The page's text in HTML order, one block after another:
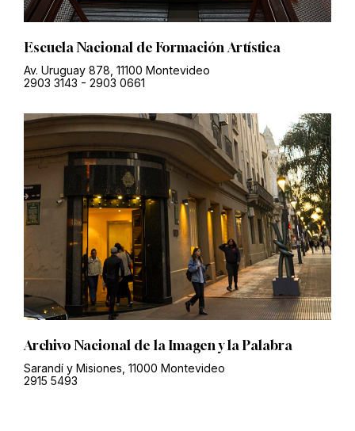
Escuela Nacional de Formación Artística
Av. Uruguay 878, 11100 Montevideo
2903 3143 - 2903 0661
Archivo Nacional de la Imagen y la Palabra
Sarandí y Misiones, 11000 Montevideo
2915 5493